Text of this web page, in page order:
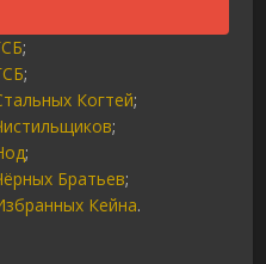
;
;
Когтей;
;
;
Братьев;
Кейна.